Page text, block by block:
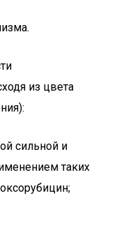
из цвета
сильной и
таких